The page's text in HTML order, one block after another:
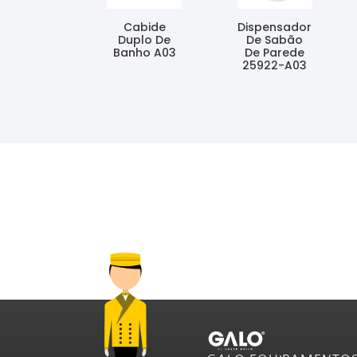
Cabide
Duplo De
Banho A03
Dispensador
De Sabão
De Parede
25922-A03